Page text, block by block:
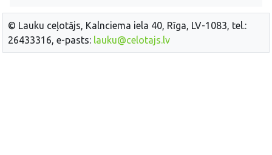
© Lauku ceļotājs, Kalnciema iela 40, Rīga, LV-1083, tel.:
26433316, e-pasts: lauku@celotajs.lv